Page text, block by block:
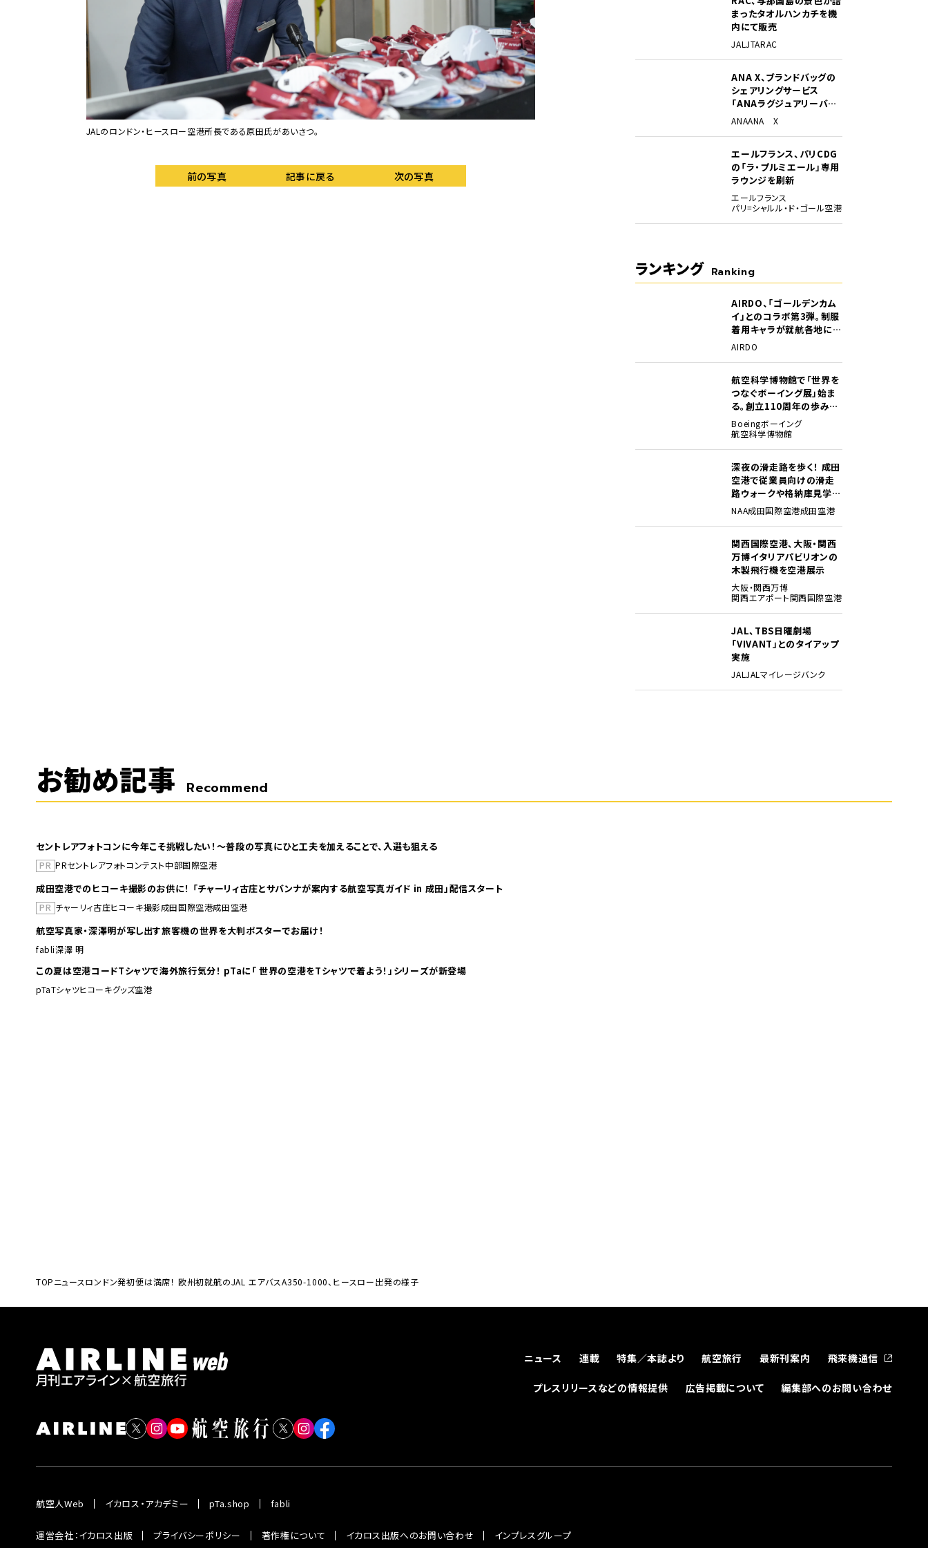
JALのロンドン・ヒースロー空港所長である原田氏があいさつ。
前の写真 記事に戻る 次の写真
まったタオルハンカチを機
内にて販売
JALJTARAC
ANA X、ブランドバッグの
シェアリングサービス
「ANAラグジュアリーバッ
グ」開始
ANAANA X
エールフランス、パリCDG
の「ラ・プルミエール」専用
ラウンジを刷新
エールフランス
パリ=シャルル・ド・ゴール空港
ランキング Ranking
AIRDO、「ゴールデンカム
イ」とのコラボ第3弾。制服
着用キャラが就航各地に登
場
AIRDO
航空科学博物館で「世界を
つなぐボーイング展」始ま
る。創立110周年の歩みを
貴重な資料でたどる
Boeingボーイング
航空科学博物館
深夜の滑走路を歩く！ 成田
空港で従業員向けの滑走
路ウォークや格納庫見学イ
ベントを初開催
NAA成田国際空港成田空港
関西国際空港、大阪・関西
万博イタリアパビリオンの
木製飛行機を空港展示
大阪・関西万博
関西エアポート関西国際空港
JAL、TBS日曜劇場
「VIVANT」とのタイアップ
実施
JALJALマイレージバンク
お勧め記事 Recommend
セントレアフォトコンに今年こそ挑戦したい！～普段の写真にひと工夫を加えることで、入選も狙える
PR PRセントレアフォトコンテスト中部国際空港
成田空港でのヒコーキ撮影のお供に！ 「チャーリィ古庄とサバンナが案内する航空写真ガイド in 成田」配信スタート
PR チャーリィ古庄ヒコーキ撮影成田国際空港成田空港
航空写真家・深澤明が写し出す旅客機の世界を大判ポスターでお届け！
fabli深澤 明
この夏は空港コードTシャツで海外旅行気分！ pTaに「 世界の空港をTシャツで着よう！」シリーズが新登場
pTaTシャツヒコーキグッズ空港
TOPニュースロンドン発初便は満席！ 欧州初就航のJAL エアバスA350-1000、ヒースロー出発の様子
ニュース 連載 特集／本誌より 航空旅行 最新刊案内 飛来機通信
プレスリリースなどの情報提供 広告掲載について 編集部へのお問い合わせ
航空人Web イカロス・アカデミー pTa.shop fabli
運営会社：イカロス出版 プライバシーポリシー 著作権について イカロス出版へのお問い合わせ インプレスグループ